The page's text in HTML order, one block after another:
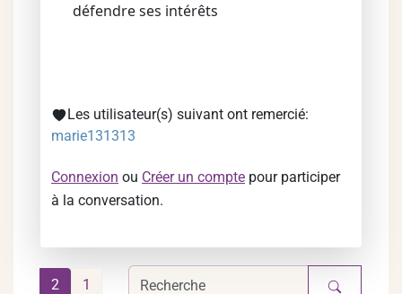
défendre ses intérêts
Les utilisateur(s) suivant ont remercié:
marie131313
Connexion ou Créer un compte pour participer
à la conversation.
1
2